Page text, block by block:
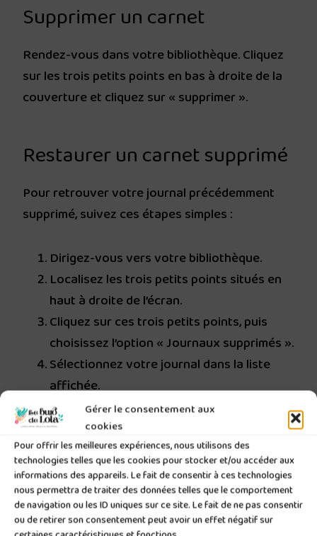
Gérer le consentement aux
cookies
Pour offrir les meilleures expériences, nous utilisons des
technologies telles que les cookies pour stocker et/ou accéder aux
informations des appareils. Le fait de consentir à ces technologies
nous permettra de traiter des données telles que le comportement
de navigation ou les ID uniques sur ce site. Le fait de ne pas consentir
ou de retirer son consentement peut avoir un effet négatif sur
Supprimer un carnet
Rendez-vous dans votre bibliothèque. Cliquez
sur les trois petits points en bas à droite de la
couverture et cliquez sur « supprimer ».
Restaurer un carnet supprimé
Pour retrouver votre journal précédemment
supprimé, suivez ces étapes simples :
Dirigez-vous vers votre bibliothèque.
Localisez les trois petits points situés en
haut à droite de l’écran.
Cliquez sur ces trois petits points, puis
choisissez l’option « Journaux supprimés ».
Sélectionnez votre journal dans la liste
affichée.
Enfin, cliquez sur les trois petits points en
bas à droite de la couverture de votre
journal pour le restaurer.
Ainsi, vous pourrez facilement récupérer votre
journal supprimé.